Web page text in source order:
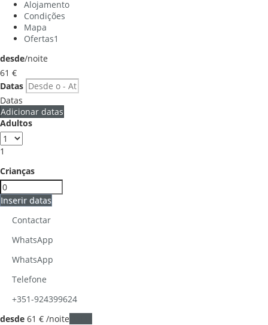
Alojamento
Condições
Mapa
Ofertas1
desde/noite
61 €
Datas
Datas
Adicionar datas
Adultos
1
Crianças
Inserir datas
Contactar
WhatsApp
WhatsApp
Telefone
+351-924399624
desde 61 € /noite